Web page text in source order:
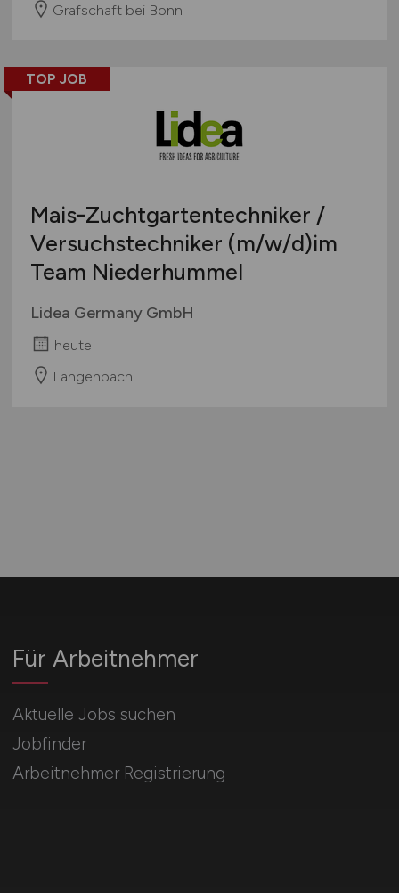
Grafschaft bei Bonn
TOP JOB
Mais-Zuchtgartentechniker /
Versuchstechniker (m/w/d)im
Team Niederhummel
Lidea Germany GmbH
heute
Langenbach
Für Arbeitnehmer
Aktuelle Jobs suchen
Jobfinder
Arbeitnehmer Registrierung